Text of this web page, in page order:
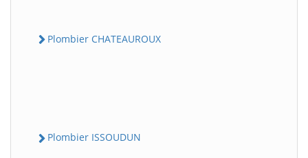
Plombier CHATEAUROUX
Plombier ISSOUDUN